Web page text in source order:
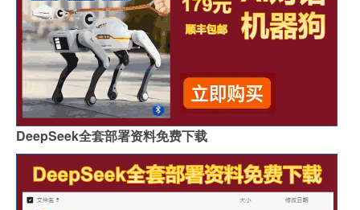
DeepSeek全套部署资料免费下载